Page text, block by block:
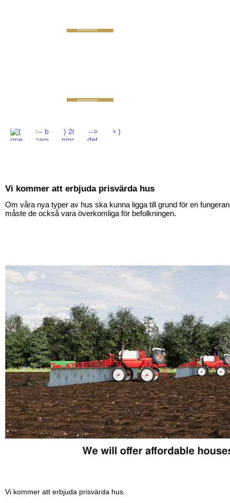
Vi kommer att erbjuda prisvärda hus
Om våra nya typer av hus ska kunna ligga till grund för en
måste de också vara överkomliga för befolkningen.
Vi kommer att erbjuda prisvärda hus.